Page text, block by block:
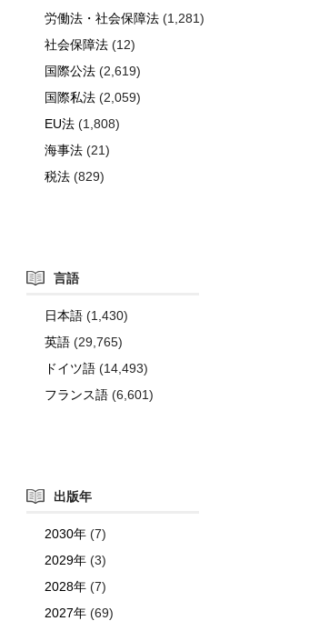
労働法・社会保障法 (1,281)
社会保障法 (12)
国際公法 (2,619)
国際私法 (2,059)
EU法 (1,808)
海事法 (21)
税法 (829)
言語
日本語 (1,430)
英語 (29,765)
ドイツ語 (14,493)
フランス語 (6,601)
出版年
2030年 (7)
2029年 (3)
2028年 (7)
2027年 (69)